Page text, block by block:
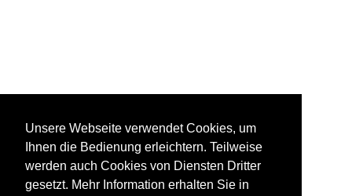
Unsere Webseite verwendet Cookies, um
Ihnen die Bedienung erleichtern. Teilweise
werden auch Cookies von Diensten Dritter
gesetzt. Mehr Information erhalten Sie in